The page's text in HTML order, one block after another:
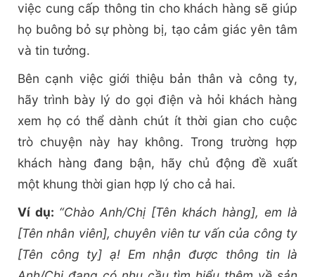
việc cung cấp thông tin cho khách hàng sẽ giúp
họ buông bỏ sự phòng bị, tạo cảm giác yên tâm
và tin tưởng.
Bên cạnh việc giới thiệu bản thân và công ty,
hãy trình bày lý do gọi điện và hỏi khách hàng
xem họ có thể dành chút ít thời gian cho cuộc
trò chuyện này hay không. Trong trường hợp
khách hàng đang bận, hãy chủ động đề xuất
một khung thời gian hợp lý cho cả hai.
Ví dụ: “Chào Anh/Chị [Tên khách hàng], em là
[Tên nhân viên], chuyên viên tư vấn của công ty
[Tên công ty] ạ! Em nhận được thông tin là